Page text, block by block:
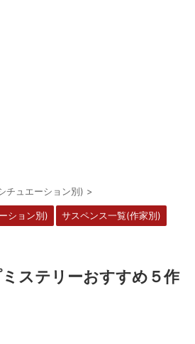
チュエーション別) >
ション別) サスペンス一覧(作家別)
ステリーおすすめ５作